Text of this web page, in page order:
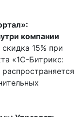
компании
15% при
«1С-Битрикс: